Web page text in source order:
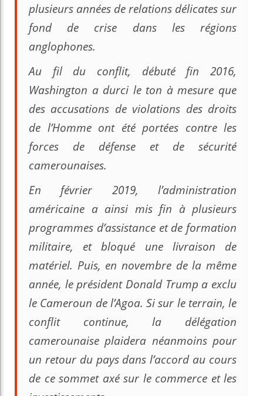
plusieurs années de relations délicates sur
fond de crise dans les régions
anglophones.
Au fil du conflit, débuté fin 2016,
Washington a durci le ton à mesure que
des accusations de violations des droits
de l’Homme ont été portées contre les
forces de défense et de sécurité
camerounaises.
En février 2019, l’administration
américaine a ainsi mis fin à plusieurs
programmes d’assistance et de formation
militaire, et bloqué une livraison de
matériel. Puis, en novembre de la même
année, le président Donald Trump a exclu
le Cameroun de l’Agoa. Si sur le terrain, le
conflit continue, la délégation
camerounaise plaidera néanmoins pour
un retour du pays dans l’accord au cours
de ce sommet axé sur le commerce et les